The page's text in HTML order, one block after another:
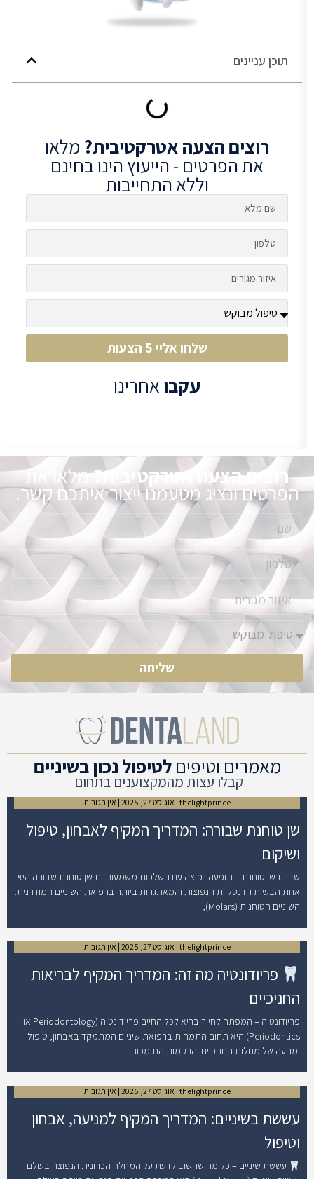
תוכן עניינים
רוציםהצעה אטרקטיבית?מלאו
את הפרטים - הייעוץ הינו בחינם
וללא התחייבות
שלחו אליי 5 הצעות
עקבואחרינו
רוצים הצעה אטרקטיבית?מלאו את
הפרטים ונציג מטעמנו ייצור איתכם קשר.
שליחה
מאמרים וטיפים לטיפול נכון בשיניים
קבלו עצות מהמקצוענים בתחום
שן טוחנת שבורה: המדריך המקיף לאבחון, טיפול
ושיקום
thelightprince אוגוסט 27, 2025 אין תגובות
שבר בשן טוחנת – תופעה נפוצה עם השלכות משמעותיות שן טוחנת שבורה היא
אחת הבעיות הדנטליות הנפוצות והמאתגרות ביותר ברפואת השיניים המודרנית.
השיניים הטוחנות (Molars),
פריודונטיה מה זה: המדריך המקיף לבריאות
החניכיים
thelightprince אוגוסט 27, 2025 אין תגובות
פריודונטיה – המפתח לחיוך בריא לכל החיים פריודונטיה (Periodontology או
Periodontics) היא תחום התמחות ברפואת שיניים המתמקד באבחון, טיפול
ומניעה של מחלות החניכיים והרקמות התומכות
עששת בשיניים: המדריך המקיף למניעה, אבחון
וטיפול
thelightprince אוגוסט 27, 2025 אין תגובות
עששת שיניים – כל מה שחשוב לדעת על המחלה הכרונית הנפוצה בעולם